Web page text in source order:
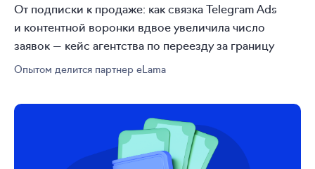
От подписки к продаже: как связка Telegram Ads
и контентной воронки вдвое увеличила число
заявок — кейс агентства по переезду за границу
Опытом делится партнер eLama